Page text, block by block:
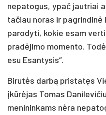
nepatogus, ypač jautriai
tačiau noras ir
parodyti, kokie esam
pradėjimo momento.
esu Esantysis“.
Birutės darbą pristatęs
įkūrėjas Tomas
menininkams nėra